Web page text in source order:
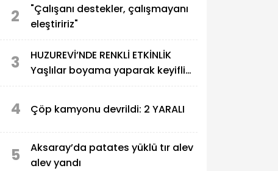
2
"Çalışanı destekler, çalışmayanı
eleştiririz"
3
HUZUREVİ’NDE RENKLİ ETKİNLİK
Yaşlılar boyama yaparak keyifli
4 Çöp kamyonu devrildi: 2 YARALI
5
Aksaray’da patates yüklü tır alev
alev yandı